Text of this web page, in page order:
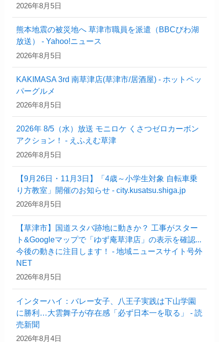
2026年8月5日
熊本地震の被災地へ 草津市職員を派遣（BBCびわ湖
放送） - Yahoo!ニュース
2026年8月5日
KAKIMASA 3rd 南草津店(草津市/居酒屋) - ホットペッ
パーグルメ
2026年8月5日
2026年 8/5（水）放送 モニロケ くさつゼロカーボン
アクション！ - えふえむ草津
2026年8月5日
【9月26日・11月3日】「4歳～小学生対象 自転車乗
り方教室」開催のお知らせ - city.kusatsu.shiga.jp
2026年8月5日
【草津市】国道スタバ跡地に動きか？ 工事がスター
ト&Googleマップで「ゆず庵草津店」の表示を確認...
今後の動きに注目します！ - 地域ニュースサイト号外
NET
2026年8月5日
インターハイ：バレー女子、八王子実践は下山学園
に勝利…大雲舞子が存在感「必ず日本一を取る」 - 読
売新聞
2026年8月4日